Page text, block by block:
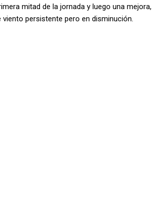
mitad de la jornada y luego una mejora,
persistente pero en disminución.